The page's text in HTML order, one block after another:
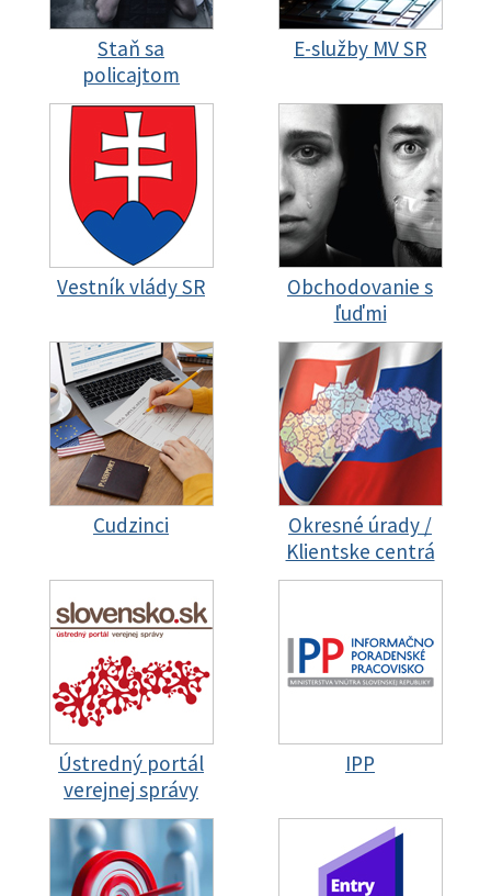
Staň sa
policajtom
E-služby MV SR
Vestník vlády SR
Obchodovanie s
ľuďmi
Cudzinci
Okresné úrady /
Klientske centrá
Ústredný portál
verejnej správy
IPP